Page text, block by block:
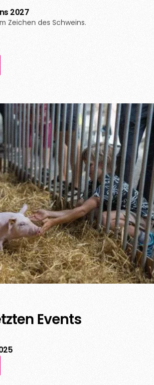
2027
Zeichen des Schweins.
Events